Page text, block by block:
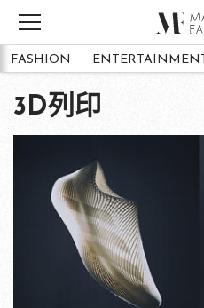
FASHION
3D列印